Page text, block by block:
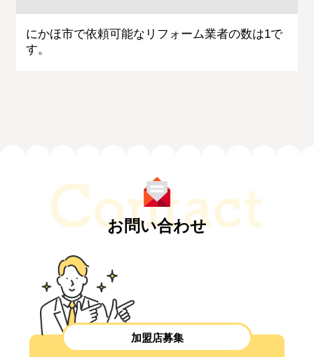
にかほ市で依頼可能なリフォーム業者の数は1で
す。
お問い合わせ
加盟店募集